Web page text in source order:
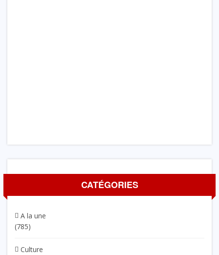
CATÉGORIES
A la une
(785)
Culture